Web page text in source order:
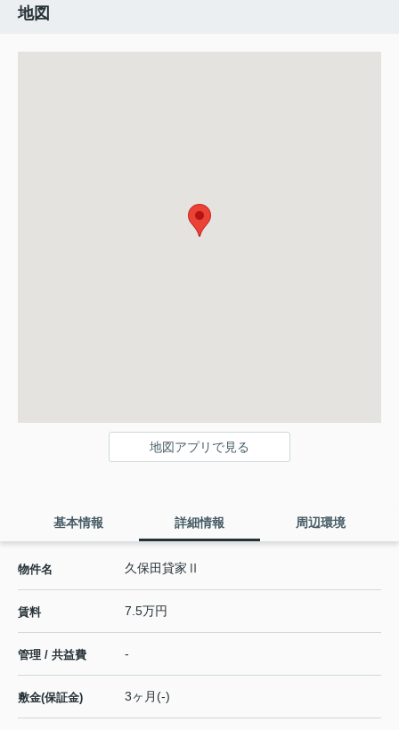
地図
地図アプリで見る
基本情報 詳細情報 周辺環境
物件名 久保田貸家Ⅱ
賃料 7.5万円
管理 / 共益費 -
敷金(保証金) 3ヶ月(-)